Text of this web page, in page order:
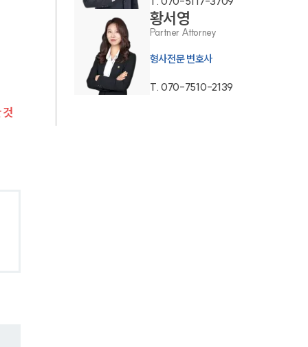
고객의 소리
통합검색
AI대륜
것
황서영
Partner Attorney
형사전문 변호사
T. 070-7510-2139